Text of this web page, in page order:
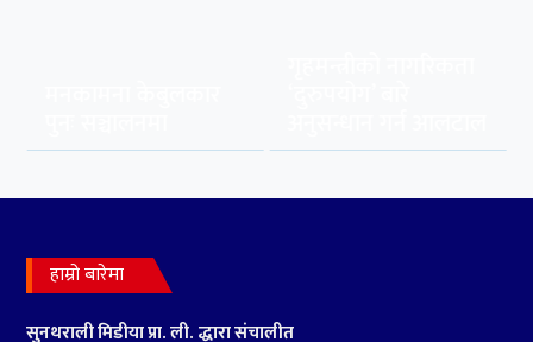
हाम्रो बारेमा
सुनथराली मिडीया प्रा.ली. द्धारा संचालीत